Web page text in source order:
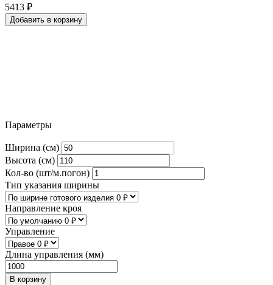
5413 ₽
Добавить в корзину
Параметры
Ширина (см)
Высота (см)
Кол-во (шт/м.погон)
Тип указания ширины
Направление кроя
Управление
Длина управления (мм)
В корзину